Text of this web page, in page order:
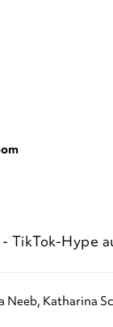
TikTok-Hype
Neeb Katharina